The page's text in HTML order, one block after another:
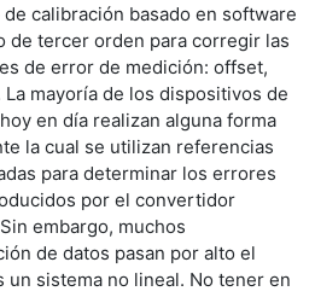
calibración basado en software
de tercer orden para corregir las
de error de medición: offset,
mayoría de los dispositivos de
en día realizan alguna forma
la cual se utilizan referencias
para determinar los errores
por el convertidor
embargo, muchos
de datos pasan por alto el
un sistema no lineal. No tener en